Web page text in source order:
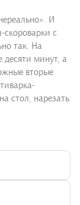
И
скороварки с
так. На
десяти минут, а
вторые
стол, нарезать